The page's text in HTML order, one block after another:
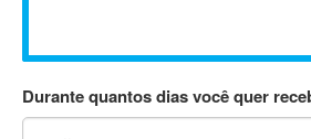
ACARS
AccountMate
ACDSee
Durante quantos dias você quer